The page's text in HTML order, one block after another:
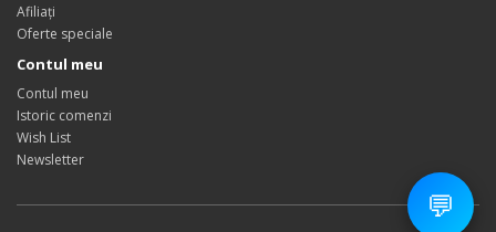
Afiliaţi
Oferte speciale
Contul meu
Contul meu
Istoric comenzi
Wish List
Newsletter
💬